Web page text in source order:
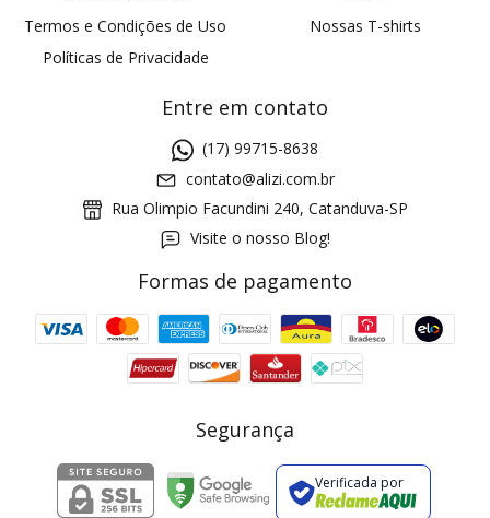
Termos e Condições de Uso
Políticas de Privacidade
Nossas T-shirts
Entre em contato
(17) 99715-8638
contato@alizi.com.br
Rua Olimpio Facundini 240, Catanduva-SP
Visite o nosso Blog!
Formas de pagamento
Segurança
Verificada por
Cupom 1a compra: GANHE5
2 pecas 7% OFF